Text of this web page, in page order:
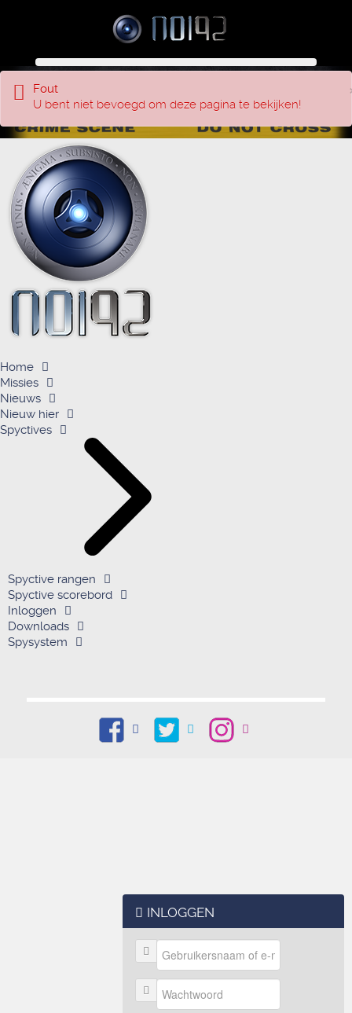
Fout
U bent niet bevoegd om deze pagina te bekijken!
Home
Missies
Nieuws
Nieuw hier
Spyctives
Spyctive rangen
Spyctive scorebord
Inloggen
Downloads
Spysystem
INLOGGEN